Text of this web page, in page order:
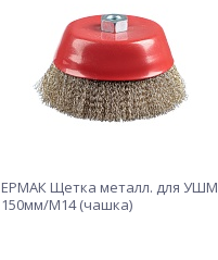
ЕРМАК Щетка металл. для УШМ
150мм/М14 (чашка)